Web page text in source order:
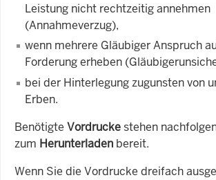
Leistung nicht rechtzeitig annehmen
(Annahmeverzug),
wenn mehrere Gläubiger Anspruch
Forderung erheben
bei der Hinterlegung zugunsten von
Erben.
Benötigte Vordruckestehen
zum Herunterladen bereit.
Wenn Sie die Vordrucke dreifach